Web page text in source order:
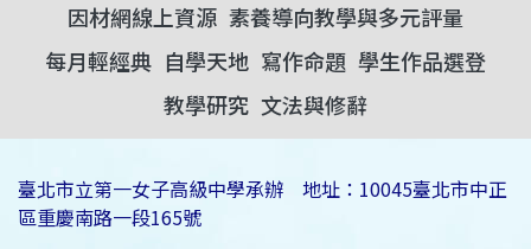
因材網線上資源 素養導向教學與多元評量
每月輕經典 自學天地 寫作命題 學生作品選登
教學研究 文法與修辭
臺北市立第一女子高級中學承辦 地址：10045臺北市中正
區重慶南路一段165號